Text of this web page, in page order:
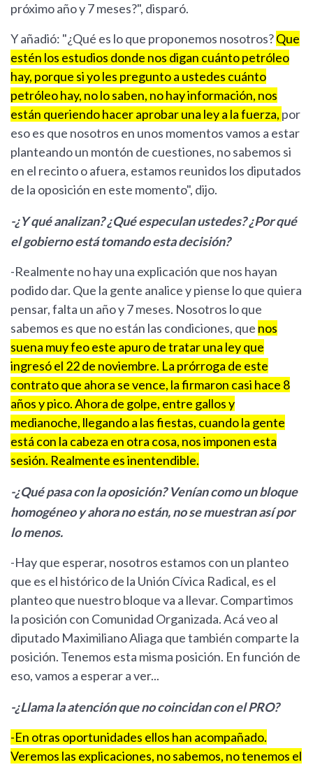
próximo año y 7 meses?", disparó.
Y añadió: "¿Qué es lo que proponemos nosotros?Que
estén los estudios donde nos digan cuánto petróleo
hay, porque si yo les pregunto a ustedes cuánto
petróleo hay, no lo saben, no hay información, nos
están queriendo hacer aprobar una ley a la fuerza, por
eso es que nosotros en unos momentos vamos a estar
planteando un montón de cuestiones, no sabemos si
en el recinto o afuera, estamos reunidos los diputados
de la oposición en este momento", dijo.
-¿Y qué analizan? ¿Qué especulan ustedes? ¿Por qué
el gobierno está tomando esta decisión?
-Realmente no hay una explicación que nos hayan
podido dar. Que la gente analice y piense lo que quiera
pensar, falta un año y 7 meses. Nosotros lo que
sabemos es que no están las condiciones, que nos
suena muy feo este apuro de tratar una ley que
ingresó el 22 de noviembre. La prórroga de este
contrato que ahora se vence, la firmaron casi hace 8
años y pico. Ahora de golpe, entre gallos y
medianoche, llegando a las fiestas, cuando la gente
está con la cabeza en otra cosa, nos imponen esta
sesión. Realmente es inentendible.
-¿Qué pasa con la oposición? Venían como un bloque
homogéneo y ahora no están, no se muestran así por
lo menos.
-Hay que esperar, nosotros estamos con un planteo
que es el histórico de la Unión Cívica Radical, es el
planteo que nuestro bloque va a llevar. Compartimos
la posición con Comunidad Organizada. Acá veo al
diputado Maximiliano Aliaga que también comparte la
posición. Tenemos esta misma posición. En función de
eso, vamos a esperar a ver...
-¿Llama la atención que no coincidan con el PRO?
-En otras oportunidades ellos han acompañado.
Veremos las explicaciones, no sabemos, no tenemos el